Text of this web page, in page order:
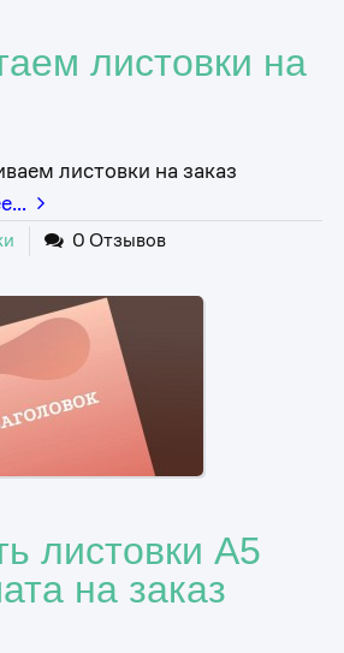
листовки на
листовки на заказ
0 Отзывов
листовки А5
на заказ